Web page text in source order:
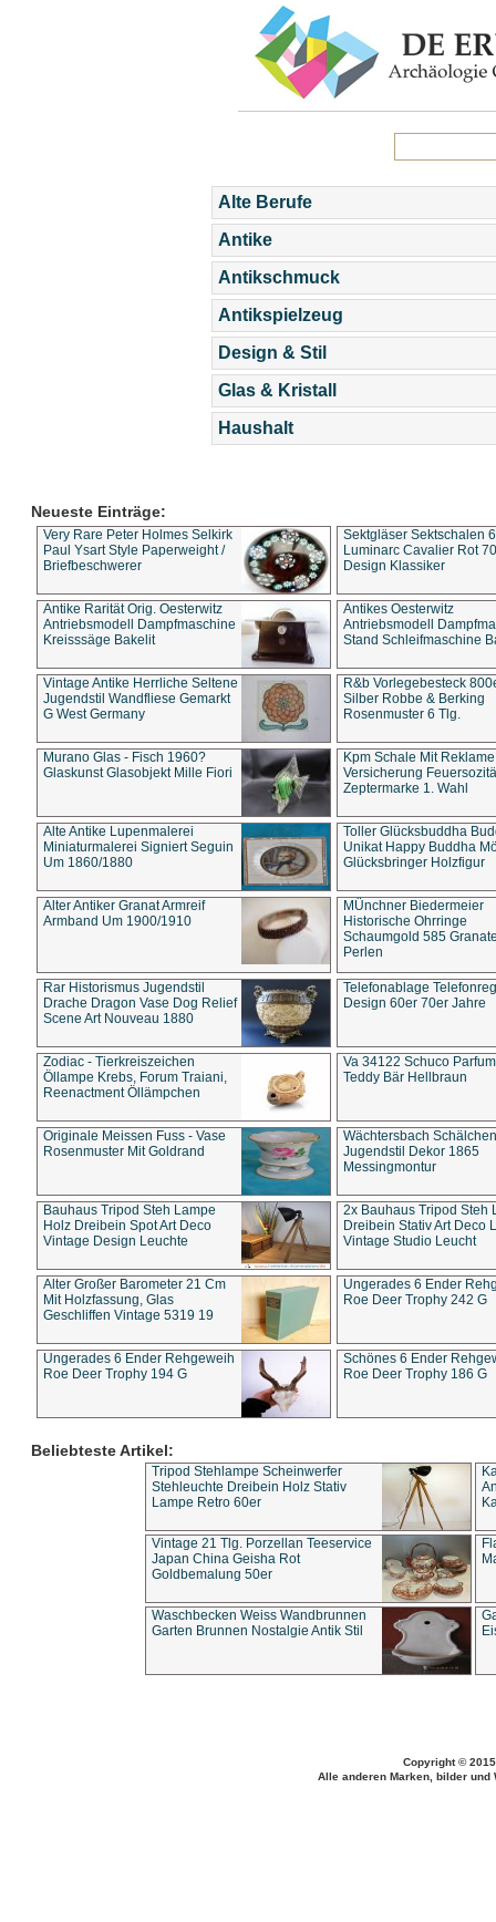
Alte Berufe
Antike
Antikschmuck
Antikspielzeug
Design & Stil
Glas & Kristall
Haushalt
Neueste Einträge:
Very Rare Peter Holmes Selkirk
Paul Ysart Style Paperweight /
Briefbeschwerer
Sektgläser Sektschalen
Luminarc Cavalier Rot
Design Klassiker
Antike Rarität Orig. Oesterwitz
Antriebsmodell Dampfmaschine
Kreisssäge Bakelit
Antikes Oesterwitz
Antriebsmodell
Stand Schleifmaschine
Vintage Antike Herrliche Seltene
Jugendstil Wandfliese Gemarkt
G West Germany
R&b Vorlegebesteck
Silber Robbe & Berking
Rosenmuster 6 Tlg.
Murano Glas - Fisch 1960?
Glaskunst Glasobjekt Mille Fiori
Kpm Schale Mit Reklame
Versicherung
Zeptermarke 1. Wahl
Alte Antike Lupenmalerei
Miniaturmalerei Signiert Seguin
Um 1860/1880
Toller Glücksbuddha
Unikat Happy Buddha
Glücksbringer Holzfigur
Alter Antiker Granat Armreif
Armband Um 1900/1910
MÜnchner Biedermeier
Historische Ohrringe
Schaumgold 585
Perlen
Rar Historismus Jugendstil
Drache Dragon Vase Dog Relief
Scene Art Nouveau 1880
Telefonablage
Design 60er 70er Jahre
Zodiac - Tierkreiszeichen
Öllampe Krebs, Forum Traiani,
Reenactment Öllämpchen
Va 34122 Schuco
Teddy Bär Hellbraun
Originale Meissen Fuss - Vase
Rosenmuster Mit Goldrand
Wächtersbach Schälchen
Jugendstil Dekor 1865
Messingmontur
Bauhaus Tripod Steh Lampe
Holz Dreibein Spot Art Deco
Vintage Design Leuchte
2x Bauhaus Tripod Steh
Dreibein Stativ Art Deco
Vintage Studio Leucht
Alter Großer Barometer 21 Cm
Mit Holzfassung, Glas
Geschliffen Vintage 5319 19
Ungerades 6 Ender
Roe Deer Trophy 242 G
Ungerades 6 Ender Rehgeweih
Roe Deer Trophy 194 G
Schönes 6 Ender
Roe Deer Trophy 186 G
Beliebteste Artikel:
Tripod Stehlampe Scheinwerfer
Stehleuchte Dreibein Holz Stativ
Lampe Retro 60er
Vintage 21 Tlg. Porzellan Teeservice
Japan China Geisha Rot
Goldbemalung 50er
Waschbecken Weiss Wandbrunnen
Garten Brunnen Nostalgie Antik Stil
Copyright ©
Alle anderen Marken, bilder und